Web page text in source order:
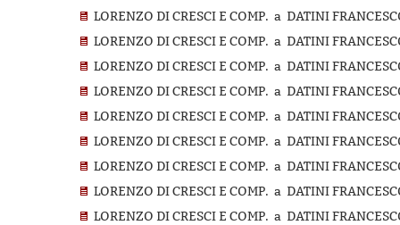
LORENZO DI CRESCI E COMP. a DATINI
LORENZO DI CRESCI E COMP. a DATINI
LORENZO DI CRESCI E COMP. a DATINI
LORENZO DI CRESCI E COMP. a DATINI
LORENZO DI CRESCI E COMP. a DATINI
LORENZO DI CRESCI E COMP. a DATINI
LORENZO DI CRESCI E COMP. a DATINI
LORENZO DI CRESCI E COMP. a DATINI
LORENZO DI CRESCI E COMP. a DATINI